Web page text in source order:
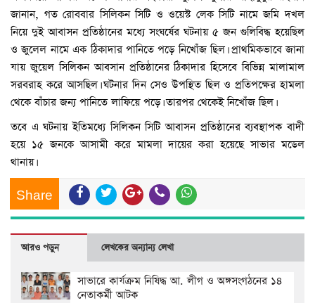
জানান, গত রোববার সিলিকন সিটি ও ওয়েস্ট লেক সিটি নামে জমি দখল
নিয়ে দুই আবাসন প্রতিষ্ঠানের মধ্যে সংঘর্ষের ঘটনায় ৫ জন গুলিবিদ্ধ হয়েছিল
ও জুলেল নামে এক ঠিকাদার পানিতে পড়ে নিখোঁজ ছিল। প্রাথমিকভাবে জানা
যায় জুয়েল সিলিকন আবসান প্রতিষ্ঠানের ঠিকাদার হিসেবে বিভিন্ন মালামাল
সরবরাহ করে আসছিল। ঘটনার দিন সেও উপস্থিত ছিল ও প্রতিপক্ষের হামলা
থেকে বাঁচার জন্য পানিতে লাফিয়ে পড়ে। তারপর থেকেই নিখোঁজ ছিল।
তবে এ ঘটনায় ইতিমধ্যে সিলিকন সিটি আবাসন প্রতিষ্ঠানের ব্যবস্থাপক বাদী
হয়ে ১৫ জনকে আসামী করে মামলা দায়ের করা হয়েছে সাভার মডেল
থানায়।
Share
আরও পড়ুন লেখকের অন্যান্য লেখা
সাভারে কার্যক্রম নিষিদ্ধ আ. লীগ ও অঙ্গসংগঠনের ১৪
নেতাকর্মী আটক